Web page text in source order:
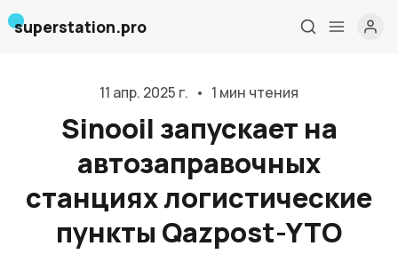
Главная
superstation.pro
11 апр. 2025 г. • 1 мин чтения
Sinooil запускает на
автозаправочных
станциях логистические
пункты Qazpost-YTO